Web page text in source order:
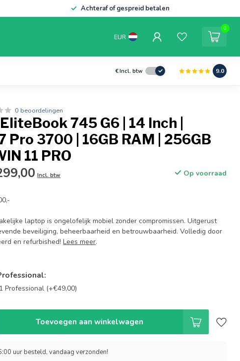
Achteraf of gespreid betalen
EUR
0
€Incl. btw 9.0
0 beoordelingen
745 G6 | 14 Inch |
Pro 3700 | 16GB RAM | 256GB
11 PRO
Incl. btw Op voorraad
laptop is ongelofelijk mobiel zonder compromissen. Uitgerust
beveiliging, beheerbaarheid en betrouwbaarheid. Volledig door
en refurbished!Lees meer.
Professional (+€49,00)
Toevoegen aan winkelwagen
uur besteld, vandaag verzonden!